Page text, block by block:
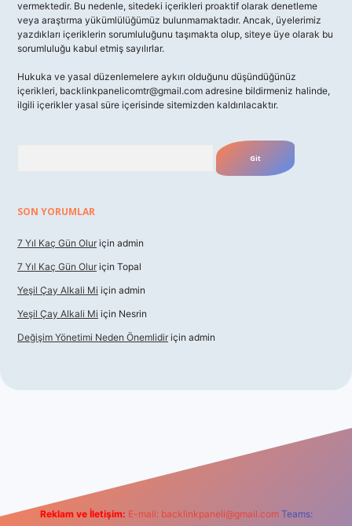
vermektedir. Bu nedenle, sitedeki içerikleri proaktif olarak denetleme
veya araştırma yükümlülüğümüz bulunmamaktadır. Ancak, üyelerimiz
yazdıkları içeriklerin sorumluluğunu taşımakta olup, siteye üye olarak bu
sorumluluğu kabul etmiş sayılırlar.
Hukuka ve yasal düzenlemelere aykırı olduğunu düşündüğünüz
içerikleri, backlinkpanelicomtr@gmail.com adresine bildirmeniz halinde,
ilgili içerikler yasal süre içerisinde sitemizden kaldırılacaktır.
SON YORUMLAR
7 Yıl Kaç Gün Olur için admin
7 Yıl Kaç Gün Olur için Topal
Yeşil Çay Alkali Mi için admin
Yeşil Çay Alkali Mi için Nesrin
Değişim Yönetimi Neden Önemlidir için admin
Reklam ve İletişim: E-mail: backlinkpaneli@gmail.com Teams: